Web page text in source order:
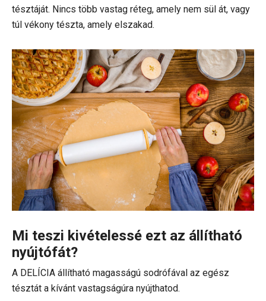
tésztáját. Nincs több vastag réteg, amely nem sül át, vagy
túl vékony tészta, amely elszakad.
Mi teszi kivételessé ezt az állítható
nyújtófát?
A DELÍCIA állítható magasságú sodrófával az egész
tésztát a kívánt vastagságúra nyújthatod.